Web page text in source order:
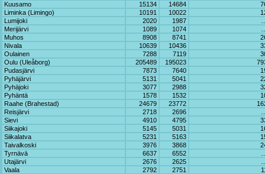
Kuusamo
15134 14684
Liminka (Limingo)
10191 10022
Lumijoki
2020 1987
Merijärvi
1089 1074
Muhos
8908 8741
Nivala
10639 10436
Oulainen
7288 7119
Oulu (Uleåborg)
205489 195023
Pudasjärvi
7873 7640
Pyhäjärvi
5131 5041
Pyhäjoki
3077 2988
Pyhäntä
1578 1532
Raahe (Brahestad)
24679 23772
Reisjärvi
2718 2696
Sievi
4910 4795
Siikajoki
5145 5031
Siikalatva
5231 5163
Taivalkoski
3976 3868
Tyrnävä
6637 6552
Utajärvi
2676 2625
Vaala
2792 2751